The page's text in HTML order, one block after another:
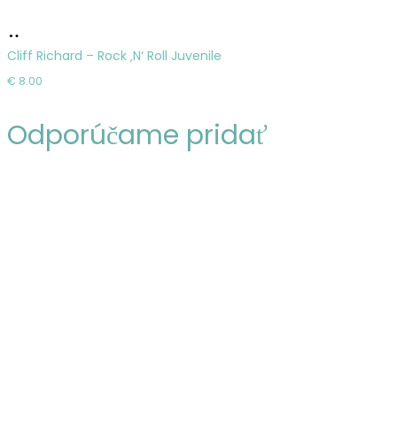
do
košíka
Cliff Richard – Rock ‚N‘ Roll Juvenile
€ 8.00
Odporúčame pridať